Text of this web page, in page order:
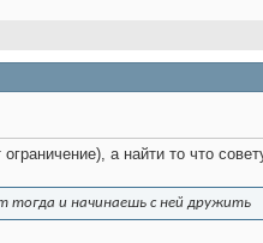
а найти то что
тогда и начинаешь с ней дружить